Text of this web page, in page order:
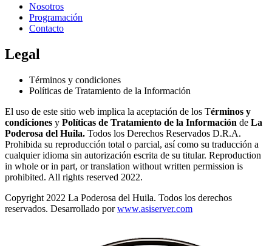
Nosotros
Programación
Contacto
Legal
Términos y condiciones
Políticas de Tratamiento de la Información
El uso de este sitio web implica la aceptación de los Términos y
condiciones y Políticas de Tratamiento de la Información de La
Poderosa del Huila. Todos los Derechos Reservados D.R.A.
Prohibida su reproducción total o parcial, así como su traducción a
cualquier idioma sin autorización escrita de su titular. Reproduction
in whole or in part, or translation without written permission is
prohibited. All rights reserved 2022.
Copyright 2022 La Poderosa del Huila. Todos los derechos
reservados. Desarrollado porwww.asiserver.com